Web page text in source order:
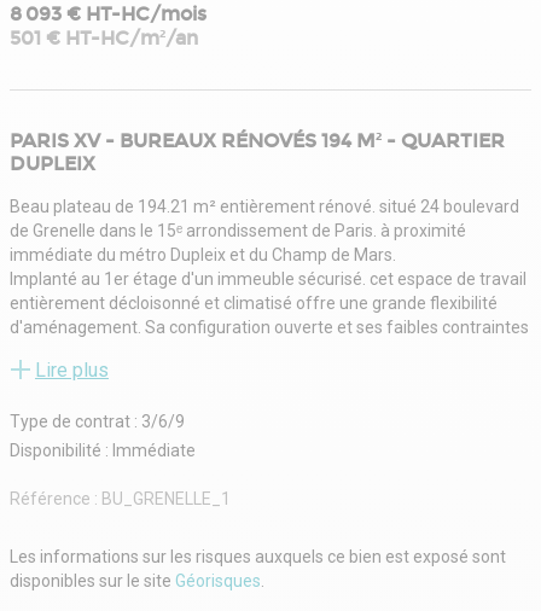
8 093 € HT-HC/mois
501 € HT-HC/m²/an
PARIS XV - BUREAUX RÉNOVÉS 194 M² - QUARTIER
DUPLEIX
Beau plateau de 194.21 m² entièrement rénové. situé 24 boulevard
de Grenelle dans le 15ᵉ arrondissement de Paris. à proximité
immédiate du métro Dupleix et du Champ de Mars.
Implanté au 1er étage d'un immeuble sécurisé. cet espace de travail
entièrement décloisonné et climatisé offre une grande flexibilité
d'aménagement. Sa configuration ouverte et ses faibles contraintes
cloisonnés. salles de réunion ou espaces collaboratifs selon les
Le plateau bénéficie d'une double exposition. apportant une belle
luminosité naturelle. ainsi que d'un balcon côté jardin offrant un
rénovés (sols. murs. plafonds. luminaires LED et sanitaires) pour
Caractéristiques :
•Surface : 194.21 m² carrez
Lire plus
Type de contrat : 3/6/9
Disponibilité : Immédiate
Référence : BU_GRENELLE_1
Les informations sur les risques auxquels ce bien est exposé sont
disponibles sur le site Géorisques.